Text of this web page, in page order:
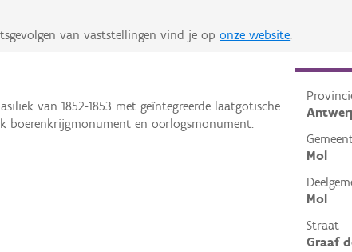
van vaststellingen vind je oponze website.
Mol
Mol
Straat
Graaf
van 1852-1853 met geïntegreerde laatgotische
boerenkrijgmonument en oorlogsmonument.